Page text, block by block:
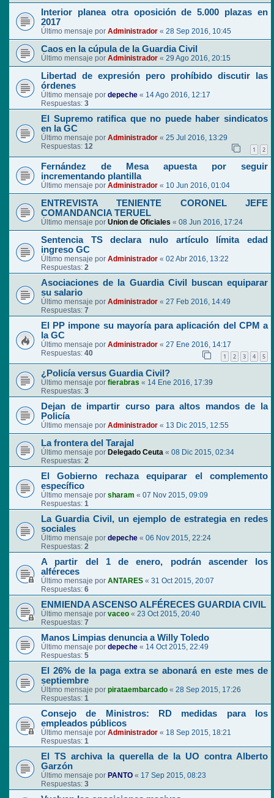
Interior planea otra oposición de 5.000 plazas en
2017
Último mensaje por Administrador « 28 Sep 2016, 10:45
Caos en la cúpula de la Guardia Civil
Último mensaje por Administrador « 29 Ago 2016, 20:15
Libertad de expresión pero prohíbido discutir las
órdenes
Último mensaje por depeche « 14 Ago 2016, 12:17
Respuestas: 3
El Supremo ratifica que no puede haber sindicatos
en la GC
Último mensaje por Administrador « 25 Jul 2016, 13:29
Respuestas: 12 1 2
Fernández de Mesa apuesta por seguir
incrementando plantilla
Último mensaje por Administrador « 10 Jun 2016, 01:04
ENTREVISTA TENIENTE CORONEL JEFE
COMANDANCIA TERUEL
Último mensaje por Union de Oficiales « 08 Jun 2016, 17:24
Sentencia TS declara nulo artículo límita edad
ingreso GC
Último mensaje por Administrador « 02 Abr 2016, 13:22
Respuestas: 2
Asociaciones de la Guardia Civil buscan equiparar
su salario
Último mensaje por Administrador « 27 Feb 2016, 14:49
Respuestas: 7
El PP impone su mayoría para aplicación del CPM a
la GC
Último mensaje por Administrador « 27 Ene 2016, 14:17
Respuestas: 40 1 2 3 4 5
¿Policía versus Guardia Civil?
Último mensaje por fierabras « 14 Ene 2016, 17:39
Respuestas: 3
Dejan de impartir curso para altos mandos de la
Policía
Último mensaje por Administrador « 13 Dic 2015, 12:55
La frontera del Tarajal
Último mensaje por Delegado Ceuta « 08 Dic 2015, 02:34
Respuestas: 2
El Gobierno rechaza equiparar el complemento
específico
Último mensaje por sharam « 07 Nov 2015, 09:09
Respuestas: 1
La Guardia Civil, un ejemplo de estrategia en redes
sociales
Último mensaje por depeche « 06 Nov 2015, 22:24
Respuestas: 2
A partir del 1 de enero, podrán ascender los
alféreces
Último mensaje por ANTARES « 31 Oct 2015, 20:07
Respuestas: 6
ENMIENDA ASCENSO ALFÉRECES GUARDIA CIVIL
Último mensaje por vaceo « 23 Oct 2015, 20:40
Respuestas: 7
Manos Limpias denuncia a Willy Toledo
Último mensaje por depeche « 14 Oct 2015, 22:49
Respuestas: 5
El 26% de la paga extra se abonará en este mes de
septiembre
Último mensaje por pirataembarcado « 28 Sep 2015, 17:26
Respuestas: 1
Consejo de Ministros: RD medidas para los
empleados públicos
Último mensaje por Administrador « 18 Sep 2015, 18:21
Respuestas: 1
El TS archiva la querella de la UO contra Alberto
Garzón
Último mensaje por PANTO « 17 Sep 2015, 08:23
Respuestas: 3